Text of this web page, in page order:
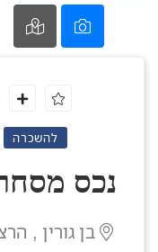
להשכרה
נכס
בן גורין ,